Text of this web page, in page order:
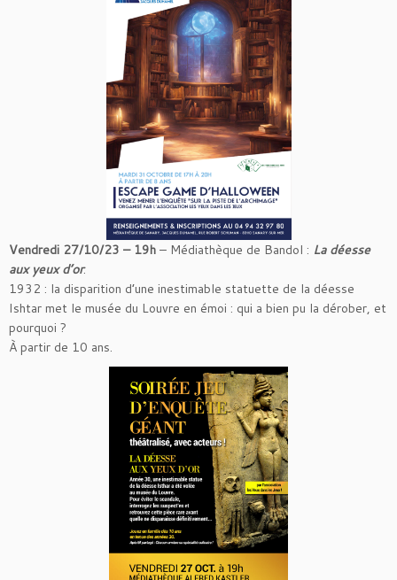
Vendredi 27/10/23 – 19h – Médiathèque de Bandol : La déesse
aux yeux d’or.
1932 : la disparition d’une inestimable statuette de la déesse
Ishtar met le musée du Louvre en émoi : qui a bien pu la dérober, et
pourquoi ?
À partir de 10 ans.